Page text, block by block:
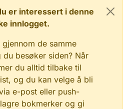
er interessert i denne
innlogget.
de samme
besøker siden? Når
du alltid tilbake til
og du kan velge å bli
e-post eller push-
bokmerker og gi